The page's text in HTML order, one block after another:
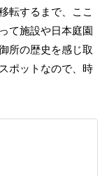
転するまで、ここ
て施設や日本庭園
所の歴史を感じ取
ポットなので、時